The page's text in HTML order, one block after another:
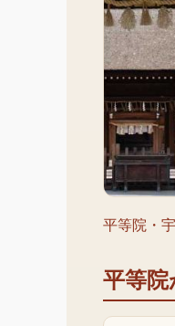
平等院・
平等院